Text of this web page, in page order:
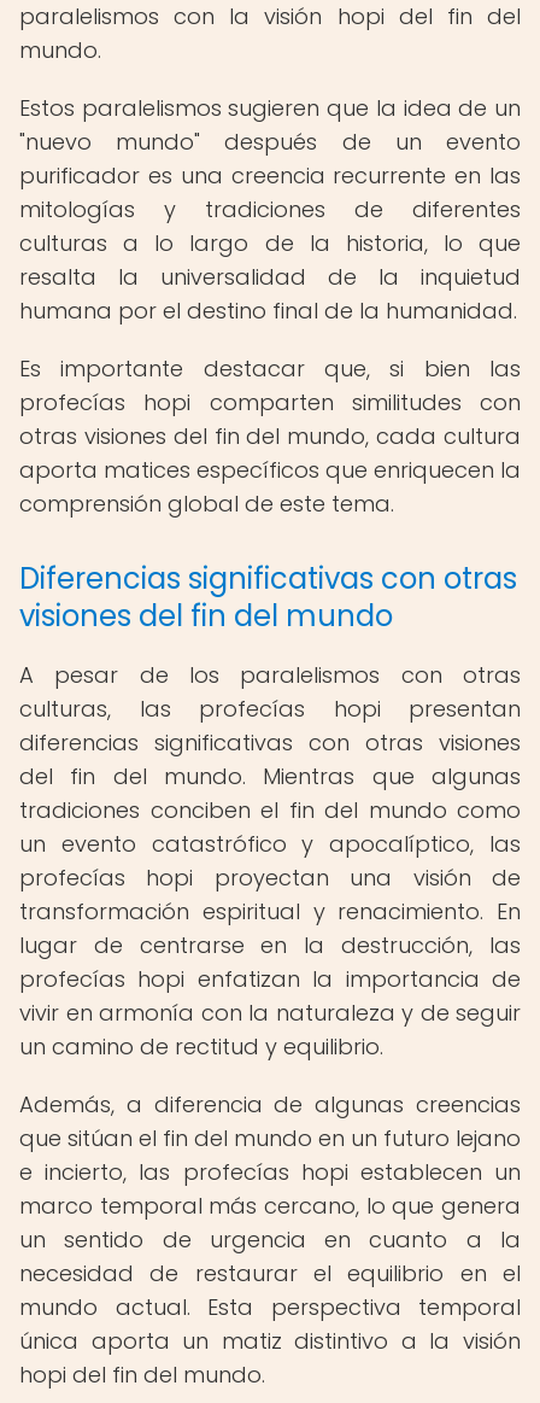
paralelismos con la visión hopi del fin del
mundo.
Estos paralelismos sugieren que la idea de un
"nuevo mundo" después de un evento
purificador es una creencia recurrente en las
mitologías y tradiciones de diferentes
culturas a lo largo de la historia, lo que
resalta la universalidad de la inquietud
humana por el destino final de la humanidad.
Es importante destacar que, si bien las
profecías hopi comparten similitudes con
otras visiones del fin del mundo, cada cultura
aporta matices específicos que enriquecen la
comprensión global de este tema.
Diferencias significativas con otras
visiones del fin del mundo
A pesar de los paralelismos con otras
culturas, las profecías hopi presentan
diferencias significativas con otras visiones
del fin del mundo. Mientras que algunas
tradiciones conciben el fin del mundo como
un evento catastrófico y apocalíptico, las
profecías hopi proyectan una visión de
transformación espiritual y renacimiento. En
lugar de centrarse en la destrucción, las
profecías hopi enfatizan la importancia de
vivir en armonía con la naturaleza y de seguir
un camino de rectitud y equilibrio.
Además, a diferencia de algunas creencias
que sitúan el fin del mundo en un futuro lejano
e incierto, las profecías hopi establecen un
marco temporal más cercano, lo que genera
un sentido de urgencia en cuanto a la
necesidad de restaurar el equilibrio en el
mundo actual. Esta perspectiva temporal
única aporta un matiz distintivo a la visión
hopi del fin del mundo.